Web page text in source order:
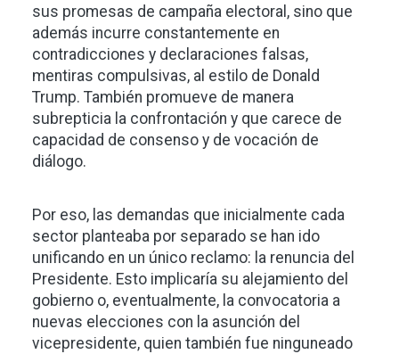
sus promesas de campaña electoral, sino que
además incurre constantemente en
contradicciones y declaraciones falsas,
mentiras compulsivas, al estilo de Donald
Trump. También promueve de manera
subrepticia la confrontación y que carece de
capacidad de consenso y de vocación de
diálogo.
Por eso, las demandas que inicialmente cada
sector planteaba por separado se han ido
unificando en un único reclamo: la renuncia del
Presidente. Esto implicaría su alejamiento del
gobierno o, eventualmente, la convocatoria a
nuevas elecciones con la asunción del
vicepresidente, quien también fue ninguneado